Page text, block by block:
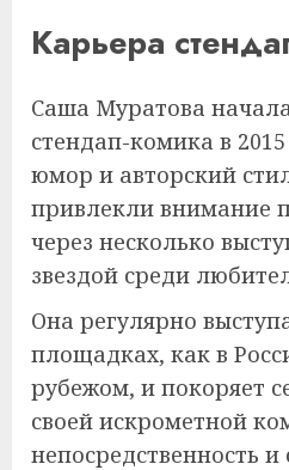
Карьера
Саша Муратова
стендап-комика в
юмор и авторский
привлекли внимание
через несколько
звездой среди
Она регулярно
площадках, как в
рубежом, и покоряет
своей искрометной
непосредственность и